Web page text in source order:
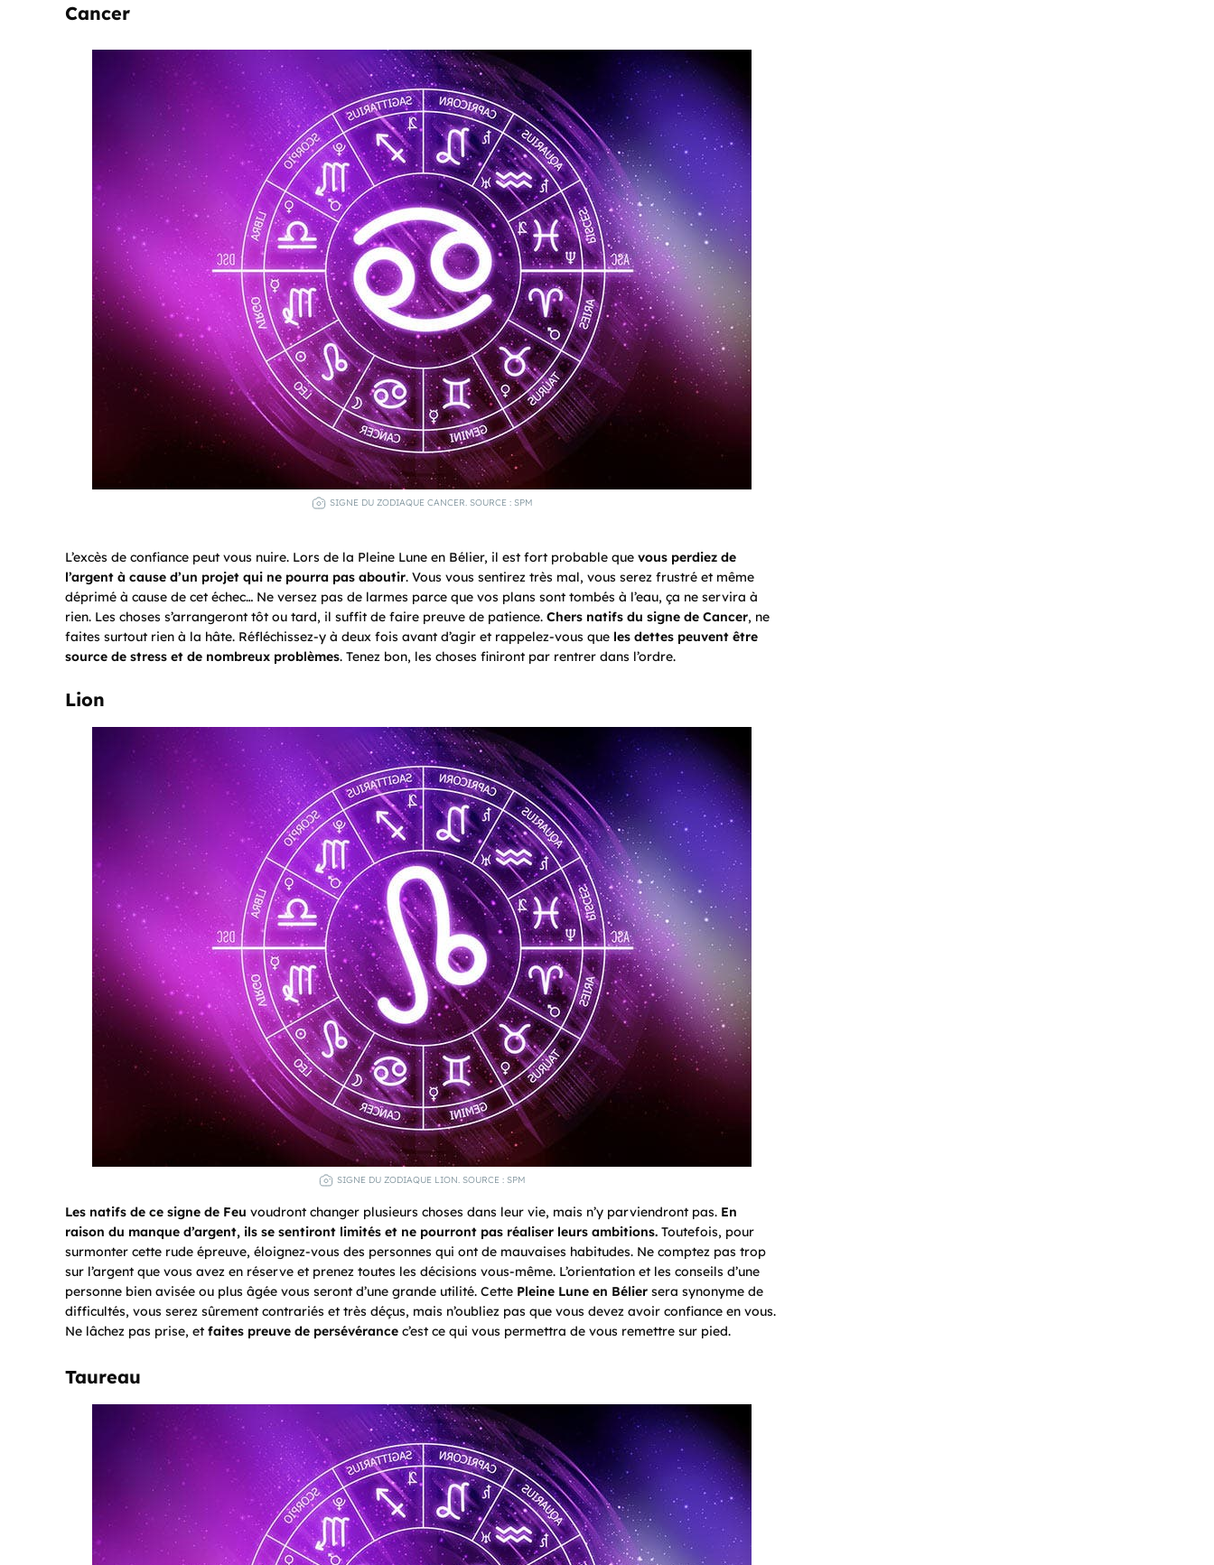
Cancer
SIGNE DU ZODIAQUE CANCER. SOURCE : SPM
L’excès de confiance peut vous nuire. Lors de la Pleine Lune en Bélier, il est fort probable que vous perdiez de
l’argent à cause d’un projet qui ne pourra pas aboutir. Vous vous sentirez très mal, vous serez frustré et même
déprimé à cause de cet échec… Ne versez pas de larmes parce que vos plans sont tombés à l’eau, ça ne servira à
rien. Les choses s’arrangeront tôt ou tard, il suffit de faire preuve de patience. Chers natifs du signe de Cancer, ne
faites surtout rien à la hâte. Réfléchissez-y à deux fois avant d’agir et rappelez-vous que les dettes peuvent être
source de stress et de nombreux problèmes. Tenez bon, les choses finiront par rentrer dans l’ordre.
Lion
SIGNE DU ZODIAQUE LION. SOURCE : SPM
Les natifs de ce signe de Feu voudront changer plusieurs choses dans leur vie, mais n’y parviendront pas. En
raison du manque d’argent, ils se sentiront limités et ne pourront pas réaliser leurs ambitions. Toutefois, pour
surmonter cette rude épreuve, éloignez-vous des personnes qui ont de mauvaises habitudes. Ne comptez pas trop
sur l’argent que vous avez en réserve et prenez toutes les décisions vous-même. L’orientation et les conseils d’une
personne bien avisée ou plus âgée vous seront d’une grande utilité. Cette Pleine Lune en Bélier sera synonyme de
difficultés, vous serez sûrement contrariés et très déçus, mais n’oubliez pas que vous devez avoir confiance en vous.
Ne lâchez pas prise, et faites preuve de persévérance c’est ce qui vous permettra de vous remettre sur pied.
Taureau